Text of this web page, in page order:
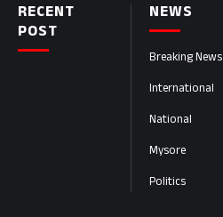
NEWS
Breaking News
International
National
Mysore
Politics
RECENT
POST